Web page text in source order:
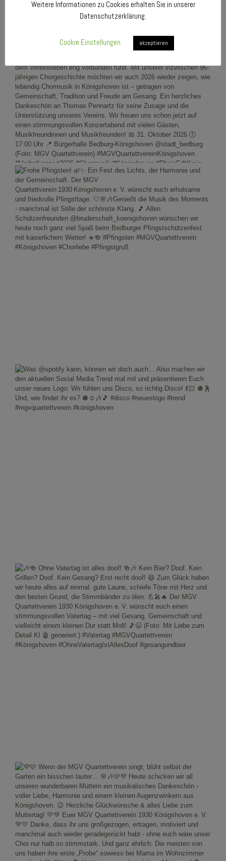
Weitere Informationen zu Cookies erhalten Sie in unserer
Datenschutzerklärung.
Cookie Einstellungen akzeptieren